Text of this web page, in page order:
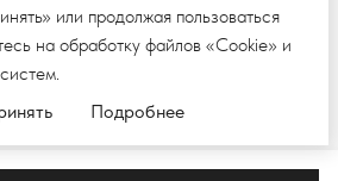
или продолжая пользоваться
на обработку файлов «Cookie» и
Подробнее